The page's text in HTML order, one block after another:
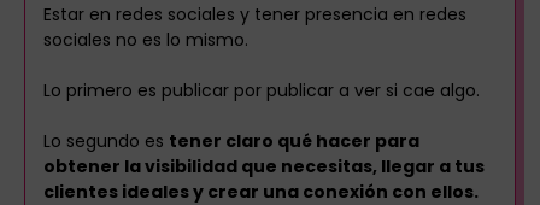
Estar en redes sociales y tener presencia en redes
sociales no es lo mismo.
Lo primero es publicar por publicar a ver si cae algo.
Lo segundo es tener claro qué hacer para
obtener la visibilidad que necesitas, llegar a tus
clientes ideales y crear una conexión con ellos.